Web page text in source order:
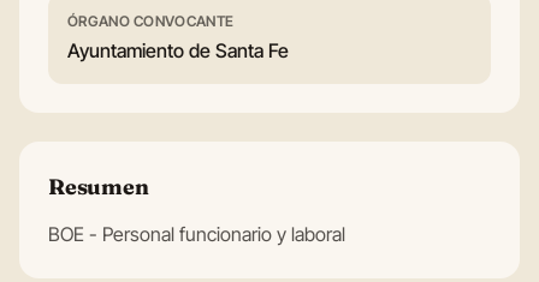
ÓRGANO CONVOCANTE
Ayuntamiento de Santa Fe
Resumen
BOE - Personal funcionario y laboral